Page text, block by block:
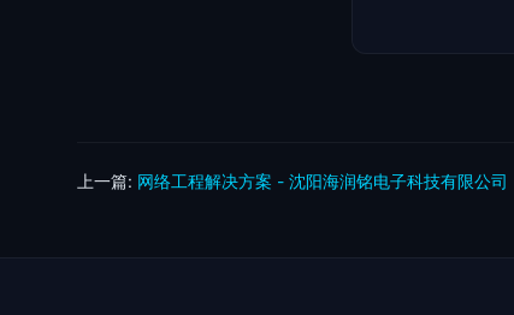
上一篇: 网络工程解决方案 - 沈阳海润铭电子科技有限公司